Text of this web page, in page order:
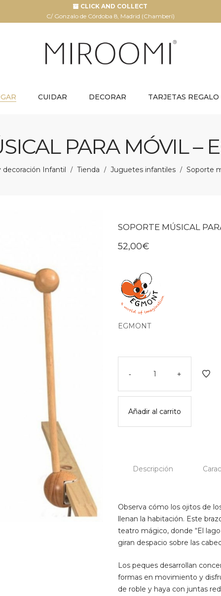
CLICK AND COLLECT
C/ Gonzalo de Córdoba 8, Madrid (Chamberí)
CUIDAR DECORAR TARJETAS REGALO
PARA MÓVIL –
Infantil / Tienda / Juguetes infantiles / Soporte
SOPORTE MÚSICAL
52,00€
EGMONT
-
músical
móvil
+
Añadir al carrito
Descripción
Observa cómo los ojitos de
llenan la habitación. Este
teatro mágico, donde “El
giran despacio sobre las
Los peques desarrollan
formas en movimiento y
de roble y haya con juntas